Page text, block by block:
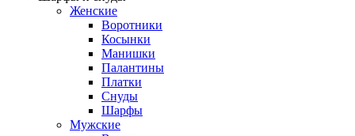
Женские
Воротники
Косынки
Манишки
Палантины
Платки
Снуды
Шарфы
Мужские